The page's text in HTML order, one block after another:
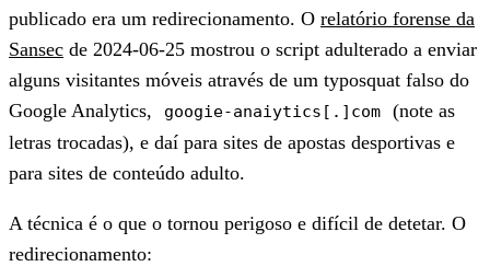
publicado era um redirecionamento. O relatório forense da
Sansec de 2024-06-25 mostrou o script adulterado a enviar
alguns visitantes móveis através de um typosquat falso do
Google Analytics,
googie-anaiytics[.]com
(note as
letras trocadas), e daí para sites de apostas desportivas e
para sites de conteúdo adulto.
A técnica é o que o tornou perigoso e difícil de detetar. O
redirecionamento: